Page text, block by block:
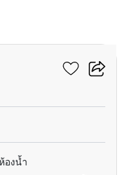
องน้ำ